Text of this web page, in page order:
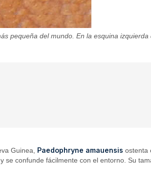
pequeña del mundo. En la esquina
Guinea, Paedophryne amauensis ostenta
confunde fácilmente con el entorno. Su